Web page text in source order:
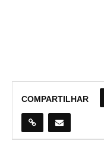
COMPARTILHAR